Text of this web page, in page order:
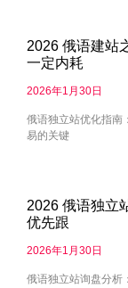
2026 俄语建站
一定内耗
2026年1月30日
俄语独立站优化指南
易的关键
2026 俄语独立
优先跟
2026年1月30日
俄语独立站询盘分析